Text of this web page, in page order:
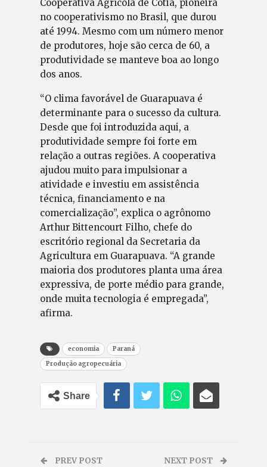
Cooperativa Agrícola de Cotia, pioneira
no cooperativismo no Brasil, que durou
até 1994. Mesmo com um número menor
de produtores, hoje são cerca de 60, a
produtividade se manteve boa ao longo
dos anos.
“O clima favorável de Guarapuava é
determinante para o sucesso da cultura.
Desde que foi introduzida aqui, a
produtividade sempre foi forte em
relação a outras regiões. A cooperativa
ajudou muito para impulsionar a
atividade e investiu em assistência
técnica, financiamento e na
comercialização”, explica o agrônomo
Arthur Bittencourt Filho, chefe do
escritório regional da Secretaria da
Agricultura em Guarapuava. “A grande
maioria dos produtores planta uma área
expressiva, de porte médio para grande,
onde muita tecnologia é empregada”,
afirma.
economia
Paraná
Produção agropecuária
Share
PREV POST NEXT POST